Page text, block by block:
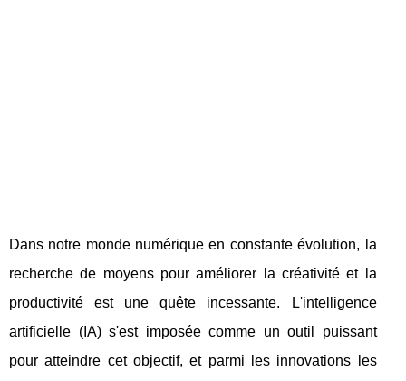
Dans notre monde numérique en constante évolution, la
recherche de moyens pour améliorer la créativité et la
productivité est une quête incessante. L'intelligence
artificielle (IA) s'est imposée comme un outil puissant
pour atteindre cet objectif, et parmi les innovations les